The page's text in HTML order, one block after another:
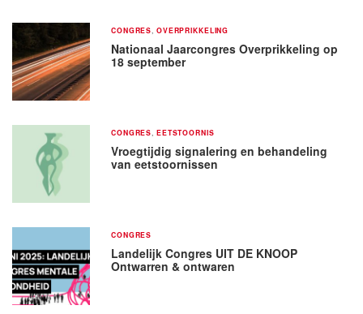
CONGRES, OVERPRIKKELING
Nationaal Jaarcongres Overprikkeling op
18 september
CONGRES, EETSTOORNIS
Vroegtijdig signalering en behandeling
van eetstoornissen
CONGRES
Landelijk Congres UIT DE KNOOP
Ontwarren & ontwaren